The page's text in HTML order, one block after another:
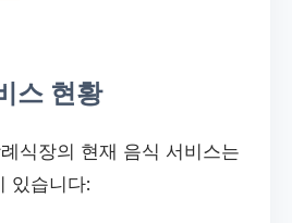
스 현황
식장의 현재 음식 서비스는
있습니다: